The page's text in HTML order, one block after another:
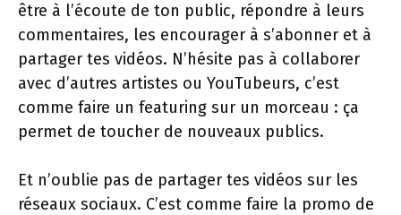
être à l’écoute de ton public, répondre à leurs
commentaires, les encourager à s’abonner et à
partager tes vidéos. N’hésite pas à collaborer
avec d’autres artistes ou YouTubeurs, c’est
comme faire un featuring sur un morceau : ça
permet de toucher de nouveaux publics.
Et n’oublie pas de partager tes vidéos sur les
réseaux sociaux. C’est comme faire la promo de